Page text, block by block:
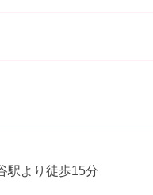
より徒歩15分